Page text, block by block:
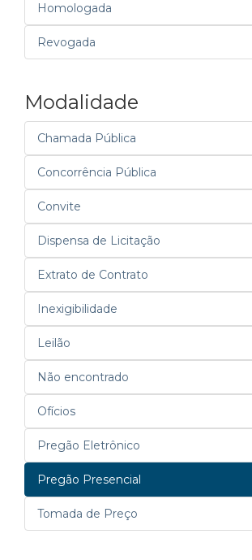
Homologada
Revogada
Modalidade
Chamada Pública
Concorrência Pública
Convite
Dispensa de Licitação
Extrato de Contrato
Inexigibilidade
Leilão
Não encontrado
Ofícios
Pregão Eletrônico
Pregão Presencial
Tomada de Preço